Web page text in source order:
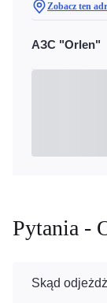
Zobacz ten
АЗС "Orlen"
Pytania -
Skąd